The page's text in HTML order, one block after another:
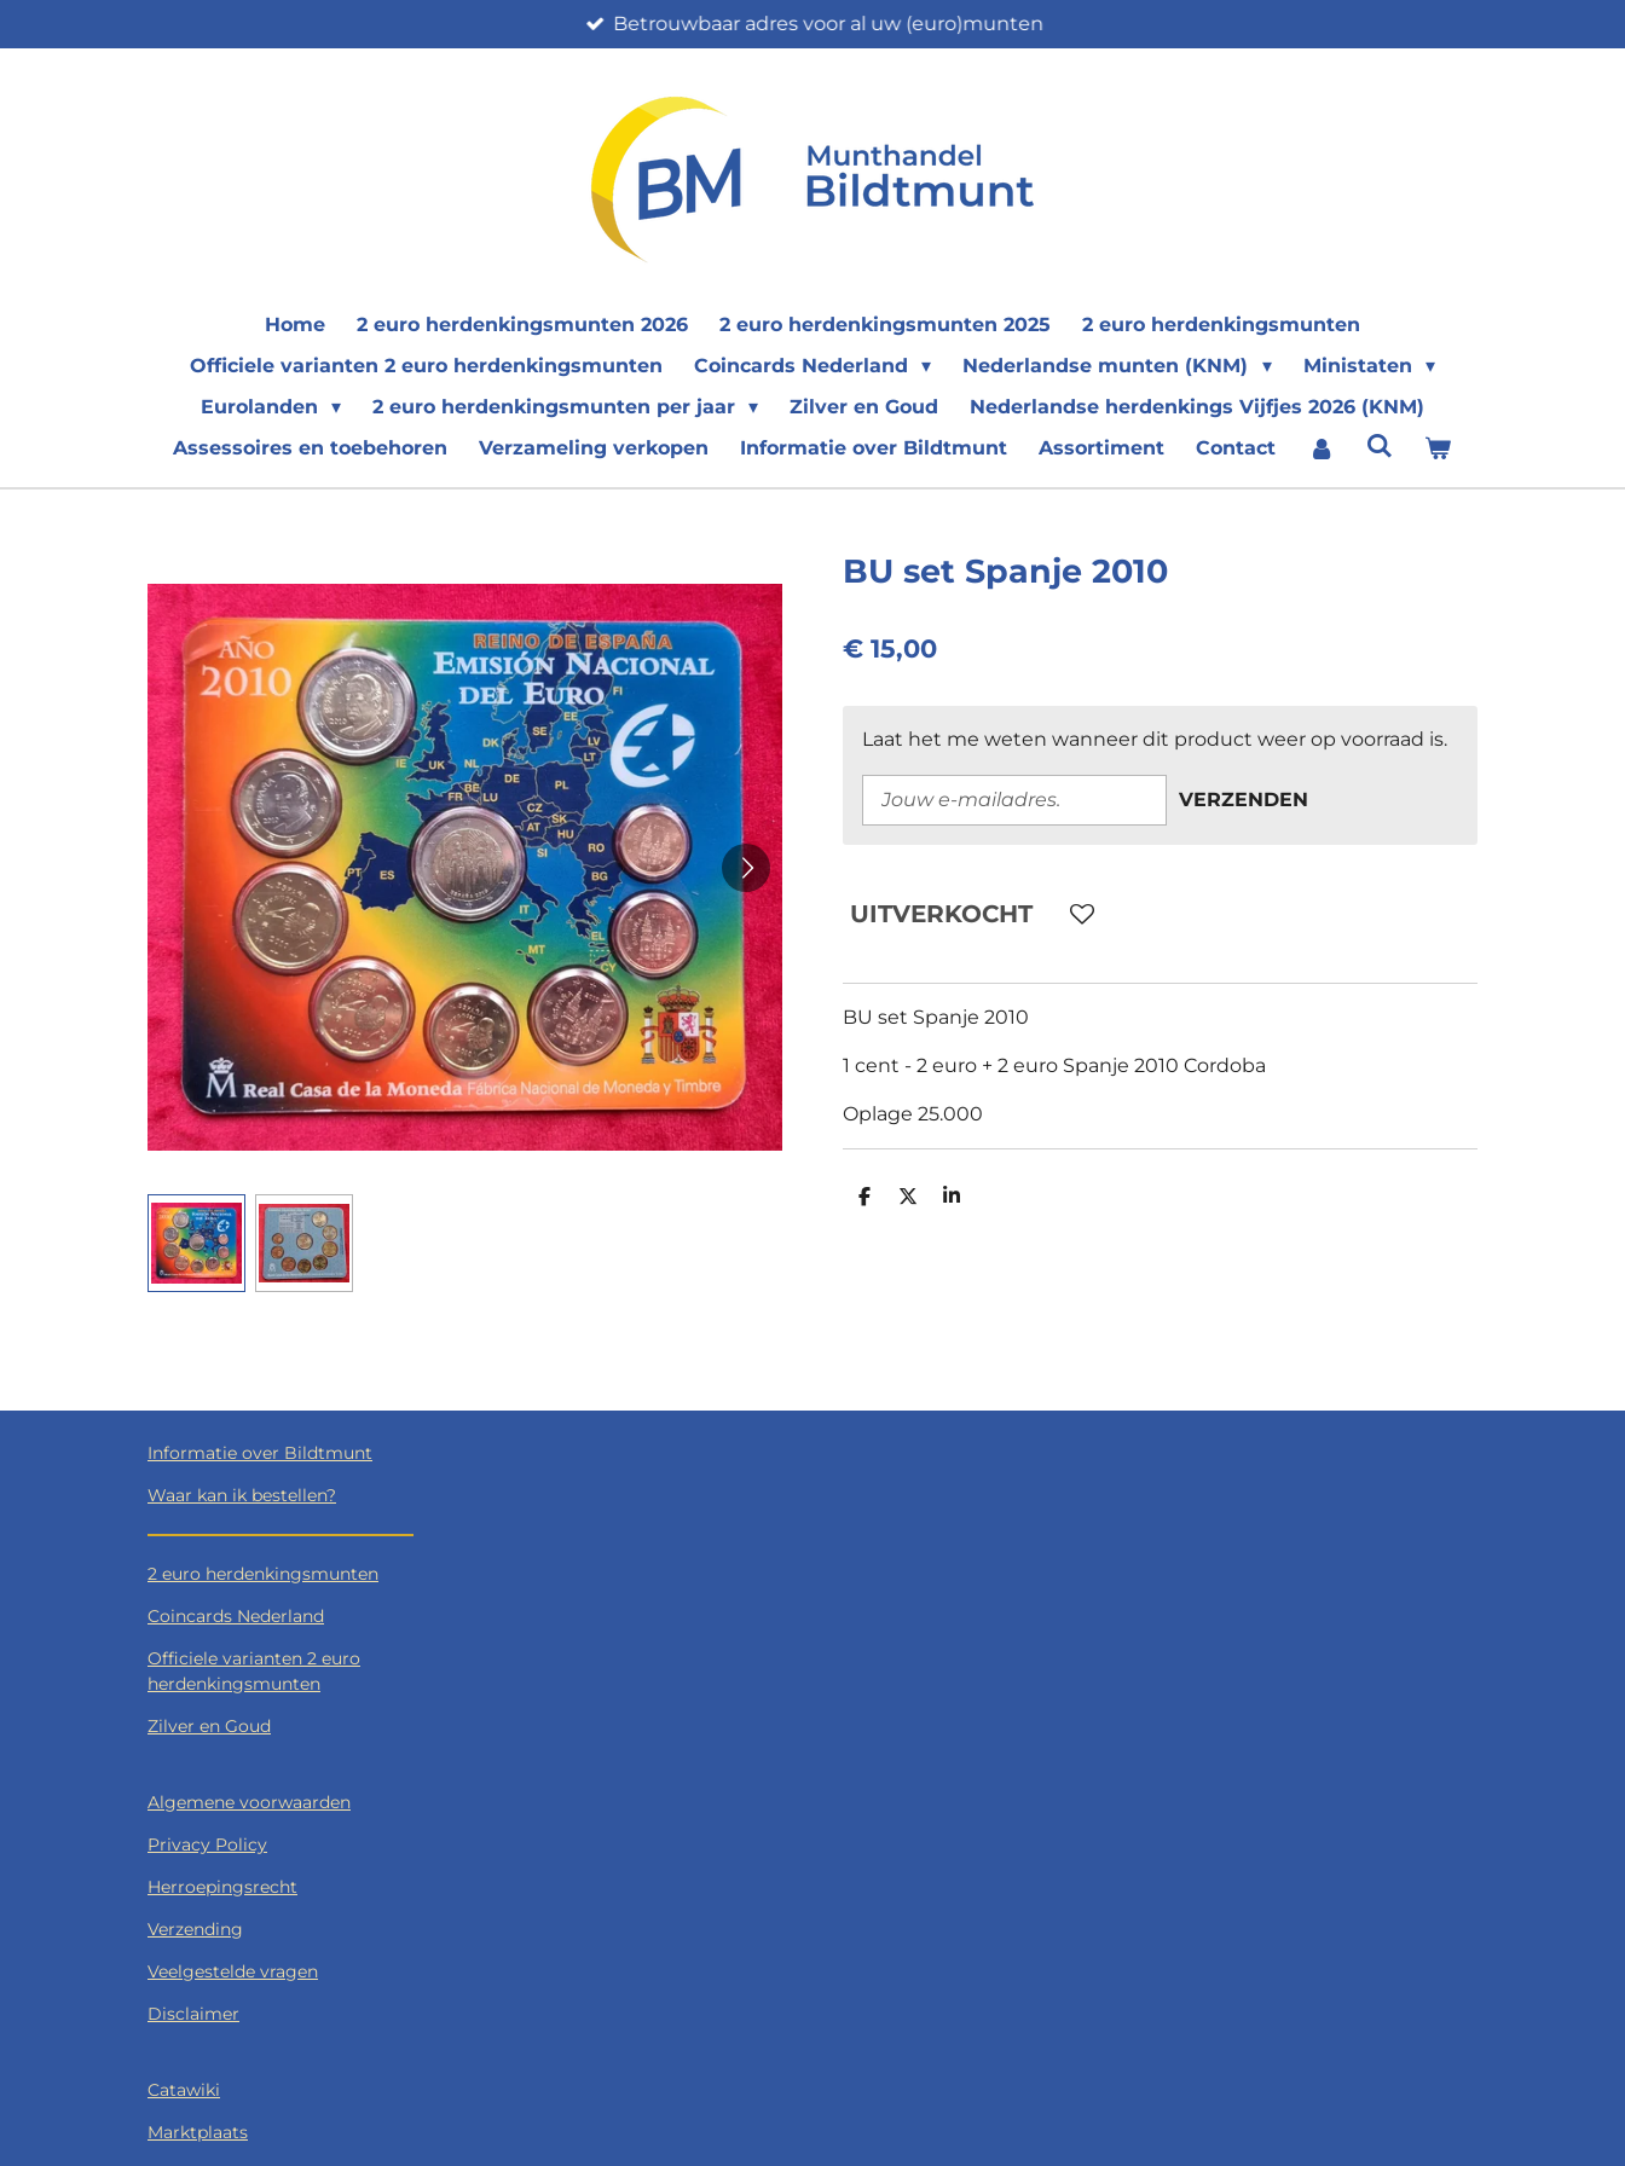
direct
Betrouwbaar adres voor al uw (euro)munten
Home 2 euro herdenkingsmunten 2026 2 euro herdenkingsmunten 2025
2 euro herdenkingsmunten
Officiele varianten 2 euro herdenkingsmunten
Coincards Nederland Nederlandse munten (KNM)
Ministaten
Eurolanden
2 euro herdenkingsmunten per jaar Zilver en Goud
Nederlandse herdenkings Vijfjes 2026 (KNM)
Assessoires en toebehoren
Verzameling verkopen Informatie over Bildtmunt Assortiment Contact
BU set Spanje 2010
€ 15,00
Laat het me weten wanneer dit product weer op voorraad is.
VERZENDEN
UITVERKOCHT
BU set Spanje 2010
1 cent - 2 euro + 2 euro Spanje 2010 Cordoba
Oplage 25.000
D
D
S
Informatie over Bildtmunt
Waar kan ik bestellen?
2 euro herdenkingsmunten
Coincards Nederland
Officiele varianten 2 euro
herdenkingsmunten
Zilver en Goud
Algemene voorwaarden
Privacy Policy
Herroepingsrecht
Verzending
Veelgestelde vragen
Disclaimer
Catawiki
Marktplaats